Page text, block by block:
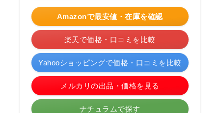
Amazonで最安値・在庫を確認
楽天で価格・口コミを比較
Yahooショッピングで価格・口コミを比較
メルカリの出品・価格を見る
ナチュラムで探す